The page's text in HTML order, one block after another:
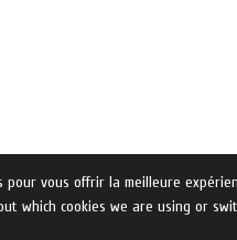
pour vous offrir la meilleure
which cookies we are using or